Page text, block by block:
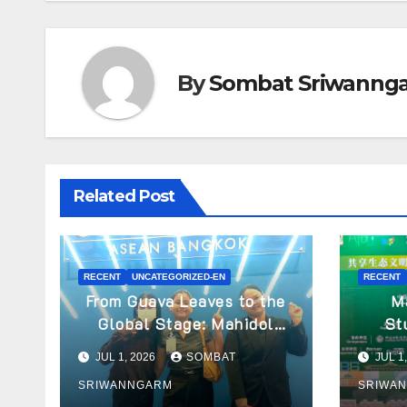
BySombat
Related Post
RECENT UNCATEGORIZED-EN
From Guava Leaves to the
Global Stage: Mahidol
University Students
Present Innovative
Wellness Business
JUL 1, 2026 SOMBAT
SRIWANNGARM
RECENT
JUL